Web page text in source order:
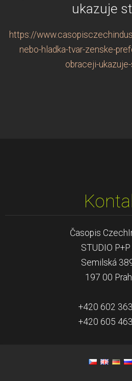
ukazuje
https://
nebo-hladka-tvar-zenske-
obraceji-
Časopis
STUDIO P+P
Semilská
197 00
+420 602
+420 605